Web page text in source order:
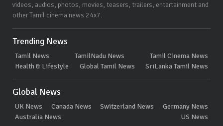
videos, audios, photos, movies, teasers, trailers, entertainment and
other Tamil cinema news 24x7.
Trending News
Tamil News TamilNadu News
Tamil Cinema News
Health & Lifestyle
Global Tamil News SriLanka Tamil News
Global News
UK News Canada News Switzerland News
Germany News
Australia News
US News